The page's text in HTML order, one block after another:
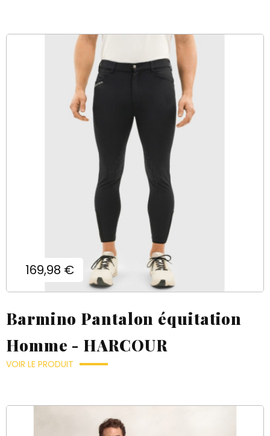
Prix
169,98 €
Barmino Pantalon équitation
Homme - HARCOUR
VOIR LE PRODUIT